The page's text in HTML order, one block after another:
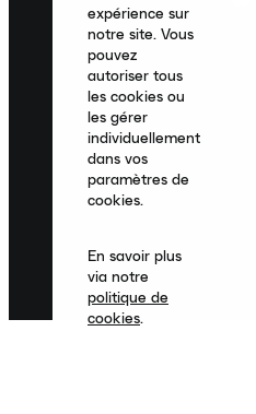
expérience sur
notre site. Vous
pouvez
autoriser tous
les cookies ou
les gérer
individuellement
dans vos
paramètres de
cookies.
En savoir plus
via notre
politique de
cookies.